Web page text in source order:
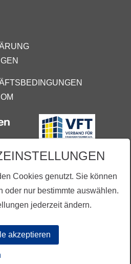
vereinzelt auf die gleichzeitige Verwendung der
(m/w/d) verzichtet.
Cookies genutzt. Sie können
oder nur bestimmte auswählen.
jederzeit ändern.
akzeptieren